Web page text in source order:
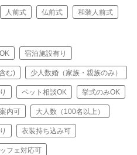
人前式 仏前式 和装人前式
宿泊施設有り
む) 少人数婚（家族・親族のみ）
ペット相談OK 挙式のみOK
内可 大人数（100名以上）
衣装持ち込み可
フェ対応可